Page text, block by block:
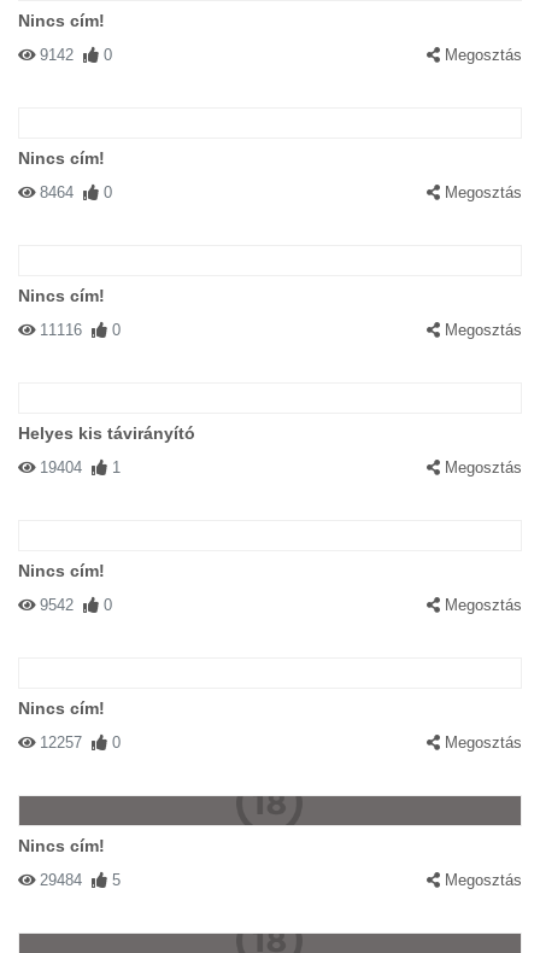
Nincs cím!
9142 0 Megosztás
Nincs cím!
8464 0 Megosztás
Nincs cím!
11116 0 Megosztás
Helyes kis távirányító
19404 1 Megosztás
Nincs cím!
9542 0 Megosztás
Nincs cím!
12257 0 Megosztás
Nincs cím!
29484 5 Megosztás